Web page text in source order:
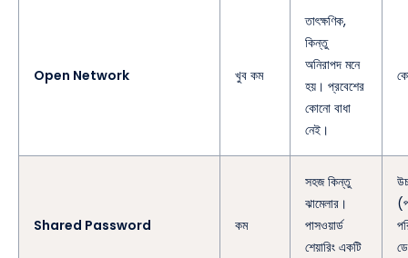
Open Network খুব কম
তাৎক্ষণিক,
কিন্তু
অনিরাপদ মনে
হয়। প্রবেশের
কোনো বাধা
নেই।
Shared Password কম
সহজ কিন্তু
ঝামেলার।
পাসওয়ার্ড
শেয়ারিং একটি